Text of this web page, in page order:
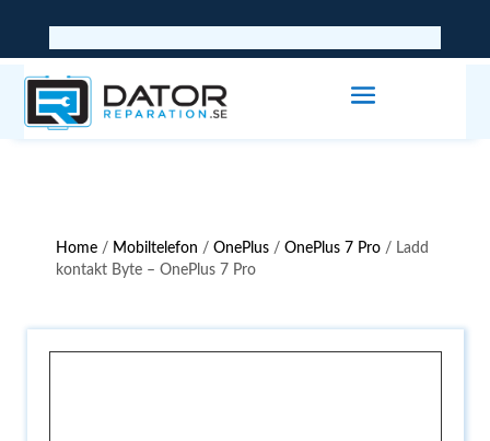
Home / Mobiltelefon /OnePlus /OnePlus 7 Pro / Ladd
kontakt Byte – OnePlus 7 Pro